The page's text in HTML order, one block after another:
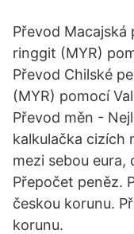
Převod Macajská
ringgit (MYR)
Převod Chilské
(MYR) pomocí
Převod měn -
kalkulačka cizích
mezi sebou eura,
Přepočet peněz.
českou korunu.
korunu.